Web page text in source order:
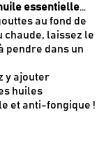
éco-
pour mieux
essentielle…
au fond de
chaude, laissez le
pendre dans un
y ajouter
huiles
et anti-fongique !